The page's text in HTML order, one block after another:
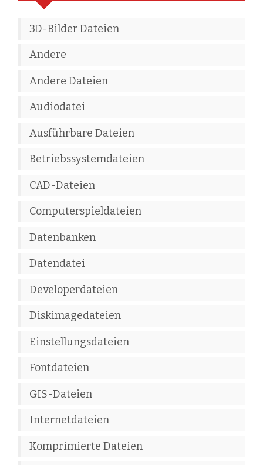
3D-Bilder Dateien
Andere
Andere Dateien
Audiodatei
Ausführbare Dateien
Betriebssystemdateien
CAD-Dateien
Computerspieldateien
Datenbanken
Datendatei
Developerdateien
Diskimagedateien
Einstellungsdateien
Fontdateien
GIS-Dateien
Internetdateien
Komprimierte Dateien